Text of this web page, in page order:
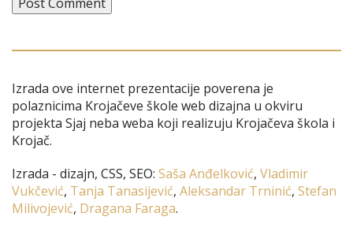
Izrada ove internet prezentacije poverena je
polaznicima Krojačeve škole web dizajna u okviru
projekta Sjaj neba weba koji realizuju Krojačeva škola i
Krojač.
Izrada - dizajn, CSS, SEO: Saša Anđelković, Vladimir
Vukčević, Tanja Tanasijević, Aleksandar Trninić, Stefan
Milivojević, Dragana Faraga.